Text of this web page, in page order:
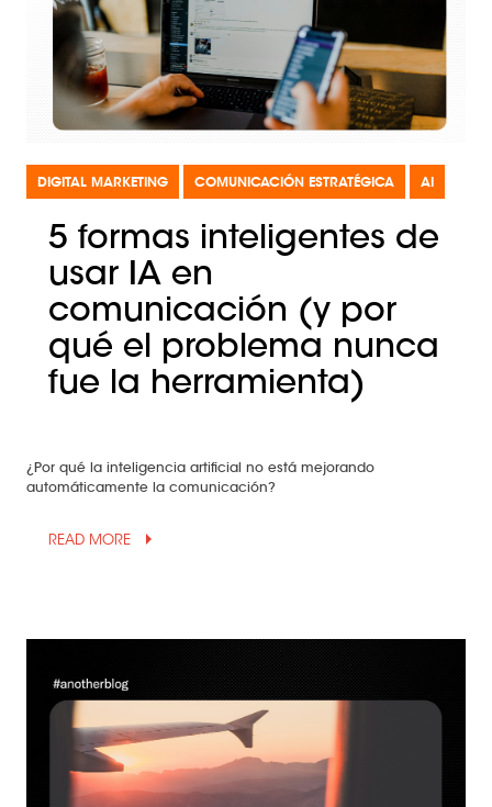
DIGITAL MARKETING COMUNICACIÓN ESTRATÉGICA AI
5 formas inteligentes de
usar IA en
comunicación (y por
qué el problema nunca
fue la herramienta)
¿Por qué la inteligencia artificial no está mejorando
automáticamente la comunicación?
READ MORE arrow_drop_up